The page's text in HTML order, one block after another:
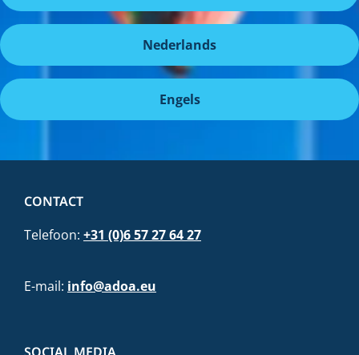
Nederlands
Engels
CONTACT
Telefoon: +31 (0)6 57 27 64 27
E-mail: info@adoa.eu